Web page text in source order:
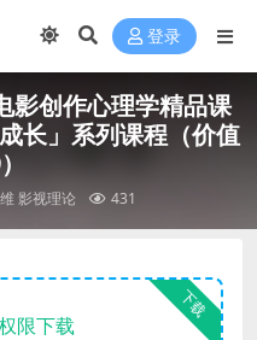
登录
影创作心理学精品课
长」系列课程（价值
影视理论 431
下载
限下载